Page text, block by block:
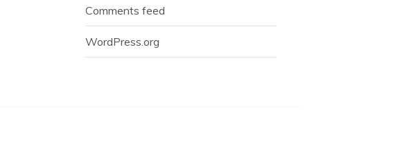
Comments feed
WordPress.org